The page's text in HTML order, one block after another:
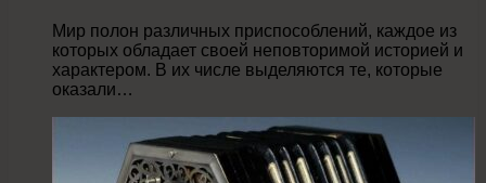
Мир полон различных приспособлений, каждое из
которых обладает своей неповторимой историей и
характером. В их числе выделяются те, которые
оказали…